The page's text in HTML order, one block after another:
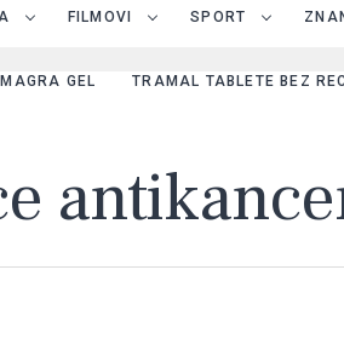
FILMOVI SPORT
GEL TRAMAL TABLETE BEZ